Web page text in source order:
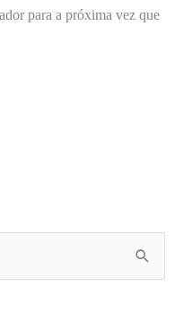
para a próxima vez que